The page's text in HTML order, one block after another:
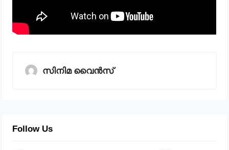
സിനിമ വൈൻസ്
Follow Us